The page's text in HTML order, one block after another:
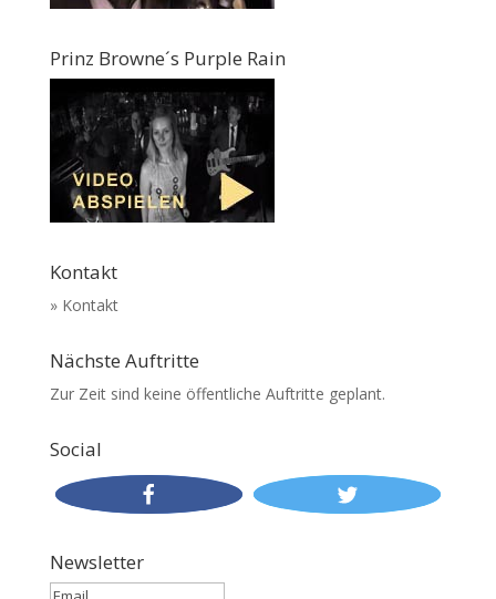
Prinz Browne´s Purple Rain
Kontakt
» Kontakt
Nächste Auftritte
Zur Zeit sind keine öffentliche Auftritte geplant.
Social
Newsletter